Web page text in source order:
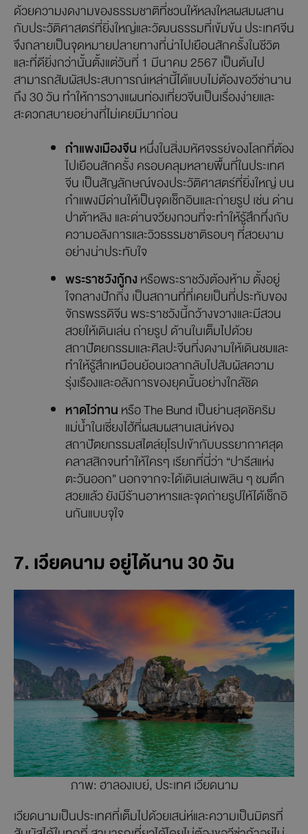
ด้วยความงดงามของธรรมชาติที่ชวนให้หลงใหลผสมผสาน
กับประวัติศาสตร์ที่ยิ่งใหญ่และวัฒนธรรมที่เข้มข้น ประเทศจีน
จึงกลายเป็นจุดหมายปลายทางที่น่าไปเยือนสักครั้งในชีวิต
และที่ดียิ่งกว่านั้นตั้งแต่วันที่ 1 มีนาคม 2567 เป็นต้นไป
สามารถสัมผัสประสบการณ์เหล่านี้ได้แบบไม่ต้องขอวีซ่านาน
ถึง 30 วัน ทำให้การวางแผนท่องเที่ยวจีนเป็นเรื่องง่ายและ
สะดวกสบายอย่างที่ไม่เคยมีมาก่อน
กำแพงเมืองจีน หนึ่งในสิ่งมหัศจรรย์ของโลกที่ต้อง
ไปเยือนสักครั้ง ครอบคลุมหลายพื้นที่ในประเทศ
จีน เป็นสัญลักษณ์ของประวัติศาสตร์ที่ยิ่งใหญ่ บน
กำแพงมีด่านให้เป็นจุดเช็กอินและถ่ายรูป เช่น ด่าน
ปาต้าหลิง และด่านจวียงกวนที่จะทำให้รู้สึกทึ่งกับ
ความอลังการและวิวธรรมชาติรอบๆ ที่สวยงาม
อย่างน่าประทับใจ
พระราชวังกู้กง หรือพระราชวังต้องห้าม ตั้งอยู่
ใจกลางปักกิ่ง เป็นสถานที่ที่เคยเป็นที่ประทับของ
จักรพรรดิจีน พระราชวังนี้กว้างขวางและมีสวน
สวยให้เดินเล่น ถ่ายรูป ด้านในเต็มไปด้วย
สถาปัตยกรรมและศิลปะจีนที่งดงามให้เดินชมและ
ทำให้รู้สึกเหมือนย้อนเวลากลับไปสัมผัสความ
รุ่งเรืองและอลังการของยุคนั้นอย่างใกล้ชิด
หาดไว่ทาน หรือ The Bund เป็นย่านสุดชิคริม
แม่น้ำในเซี่ยงไฮ้ที่ผสมผสานเสน่ห์ของ
สถาปัตยกรรมสไตล์ยุโรปเข้ากับบรรยากาศสุด
คลาสสิกจนทำให้ใครๆ เรียกที่นี่ว่า “ปารีสแห่ง
ตะวันออก” นอกจากจะได้เดินเล่นเพลิน ๆ ชมตึก
สวยแล้ว ยังมีร้านอาหารและจุดถ่ายรูปให้ได้เช็กอิ
นกันแบบจุใจ
7. เวียดนาม อยู่ได้นาน 30 วัน
ภาพ: ฮาลองเบย์, ประเทศ เวียดนาม
เวียดนามเป็นประเทศที่เต็มไปด้วยเสน่ห์และความเป็นมิตรที่